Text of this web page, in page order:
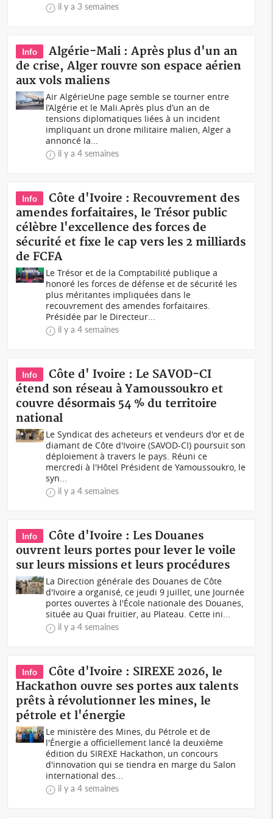
il y a 3 semaines
Info
‎Algérie-Mali : Après plus d'un an
de crise, Alger rouvre son espace aérien
aux vols maliens
Air Algérie‎‎Une page semble se tourner entre
l’Algérie et le Mali.‎‎Après plus d’un an de
tensions diplomatiques liées à un incident
impliquant un drone militaire malien, Alger a
annoncé la...
il y a 4 semaines
Info
Côte d'Ivoire : Recouvrement des
amendes forfaitaires, le Trésor public
célèbre l'excellence des forces de
sécurité et fixe le cap vers les 2 milliards
de FCFA
Le Trésor et de la Comptabilité publique a
honoré les forces de défense et de sécurité les
plus méritantes impliquées dans le
recouvrement des amendes forfaitaires.
Présidée par le Directeur...
il y a 4 semaines
Info
Côte d' Ivoire : Le SAVOD-CI
étend son réseau à Yamoussoukro et
couvre désormais 54 % du territoire
national
Le Syndicat des acheteurs et vendeurs d'or et de
diamant de Côte d'Ivoire (SAVOD-CI) poursuit son
déploiement à travers le pays. Réuni ce
mercredi à l'Hôtel Président de Yamoussoukro, le
syn...
il y a 4 semaines
Info
Côte d'Ivoire : Les Douanes
ouvrent leurs portes pour lever le voile
sur leurs missions et leurs procédures
La Direction générale des Douanes de Côte
d'Ivoire a organisé, ce jeudi 9 juillet, une Journée
portes ouvertes à l'École nationale des Douanes,
située au Quai fruitier, au Plateau. Cette ini...
il y a 4 semaines
Info
Côte d'Ivoire : SIREXE 2026, le
Hackathon ouvre ses portes aux talents
prêts à révolutionner les mines, le
pétrole et l'énergie
Le ministère des Mines, du Pétrole et de
l'Énergie a officiellement lancé la deuxième
édition du SIREXE Hackathon, un concours
d'innovation qui se tiendra en marge du Salon
international des...
il y a 4 semaines